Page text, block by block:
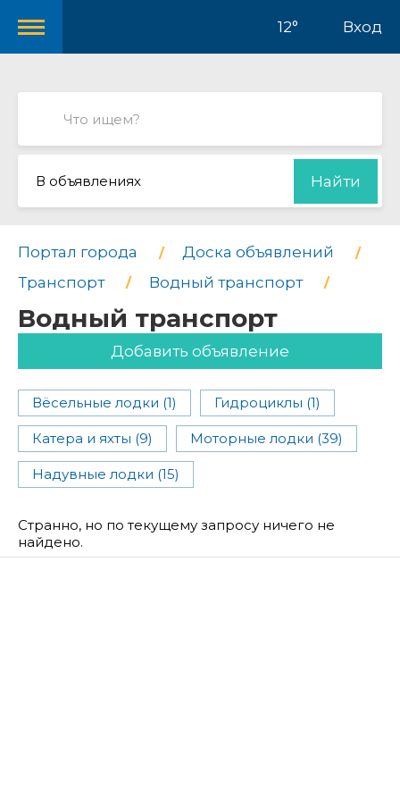
12° Вход
В объявлениях Найти
Портал города
Доска объявлений
Транспорт
Водный транспорт
Водный транспорт
Добавить объявление
Вёсельные лодки (1) Гидроциклы (1)
Катера и яхты (9) Моторные лодки (39)
Надувные лодки (15)
Странно, но по текущему запросу ничего не
найдено.